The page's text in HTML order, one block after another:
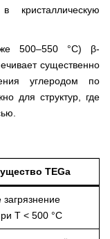
кристаллическую
500–550 °C) β-
существенно
углеродом по
для структур, где
TEGa
T < 500 °C